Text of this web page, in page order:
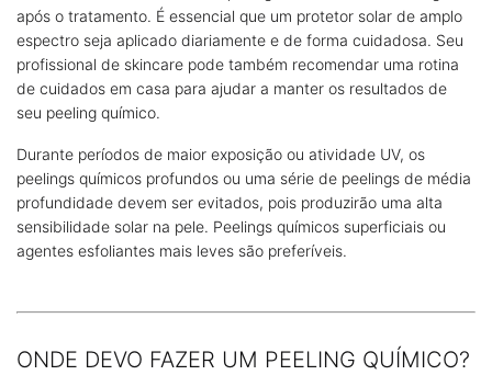
após o tratamento. É essencial que um protetor solar de amplo
espectro seja aplicado diariamente e de forma cuidadosa. Seu
profissional de skincare pode também recomendar uma rotina
de cuidados em casa para ajudar a manter os resultados de
seu peeling químico.
Durante períodos de maior exposição ou atividade UV, os
peelings químicos profundos ou uma série de peelings de média
profundidade devem ser evitados, pois produzirão uma alta
sensibilidade solar na pele. Peelings químicos superficiais ou
agentes esfoliantes mais leves são preferíveis.
ONDE DEVO FAZER UM PEELING QUÍMICO?